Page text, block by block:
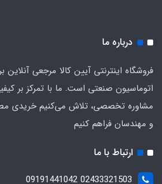
درباره ما
فروشگاه اینترنتی آیین کالا مرجعی آنلاین
اتوماسیون صنعتی است. ما با تمرکز بر
مشاوره تخصصی، تلاش می‌کنیم خریدی
و مهندسان فراهم کنیم
ارتباط با ما
02433321503 09191441042